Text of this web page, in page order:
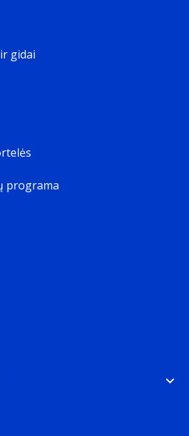
gidai
programa